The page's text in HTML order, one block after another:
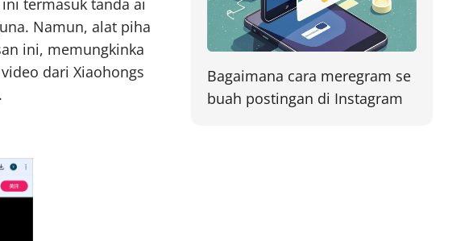
termasuk tanda ai
Namun, alat piha
ini, memungkinka
dari Xiaohongs
Bagaimana cara meregram se
buah postingan di Instagram